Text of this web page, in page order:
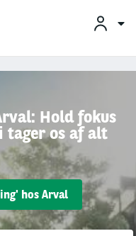
Hold fokus
tager os af alt
hos Arval